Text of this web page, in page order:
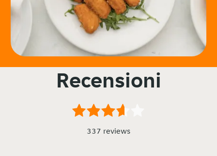
Recensioni
337 reviews